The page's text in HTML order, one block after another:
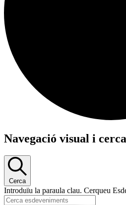
Esdeveniments
Navegació visual i
Cerca
Introduïu la paraula clau. Cerqueu